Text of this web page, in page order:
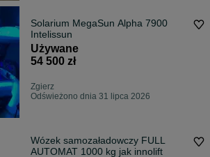
Solarium MegaSun Alpha 7900
Intelissun
Używane
54 500 zł
Zgierz
Odświeżono dnia 31 lipca 2026
Wózek samozaładowczy FULL
AUTOMAT 1000 kg jak innolift